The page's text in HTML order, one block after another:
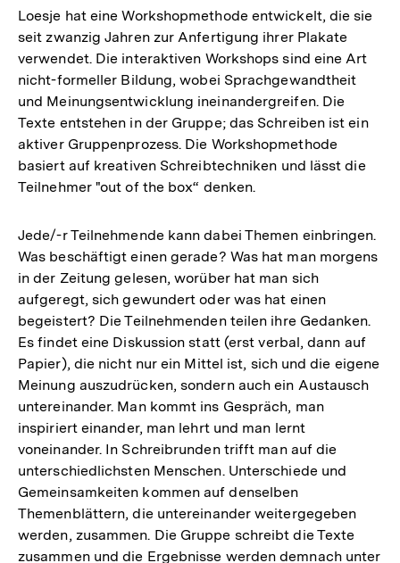
Loesje hat eine Workshopmethode entwickelt, die sie
seit zwanzig Jahren zur Anfertigung ihrer Plakate
verwendet. Die interaktiven Workshops sind eine Art
nicht-formeller Bildung, wobei Sprachgewandtheit
und Meinungsentwicklung ineinandergreifen. Die
Texte entstehen in der Gruppe; das Schreiben ist ein
aktiver Gruppenprozess. Die Workshopmethode
basiert auf kreativen Schreibtechniken und lässt die
Teilnehmer "out of the box“ denken.
Jede/-r Teilnehmende kann dabei Themen einbringen.
Was beschäftigt einen gerade? Was hat man morgens
in der Zeitung gelesen, worüber hat man sich
aufgeregt, sich gewundert oder was hat einen
begeistert? Die Teilnehmenden teilen ihre Gedanken.
Es findet eine Diskussion statt (erst verbal, dann auf
Papier), die nicht nur ein Mittel ist, sich und die eigene
Meinung auszudrücken, sondern auch ein Austausch
untereinander. Man kommt ins Gespräch, man
inspiriert einander, man lehrt und man lernt
voneinander. In Schreibrunden trifft man auf die
unterschiedlichsten Menschen. Unterschiede und
Gemeinsamkeiten kommen auf denselben
Themenblättern, die untereinander weitergegeben
werden, zusammen. Die Gruppe schreibt die Texte
zusammen und die Ergebnisse werden demnach unter